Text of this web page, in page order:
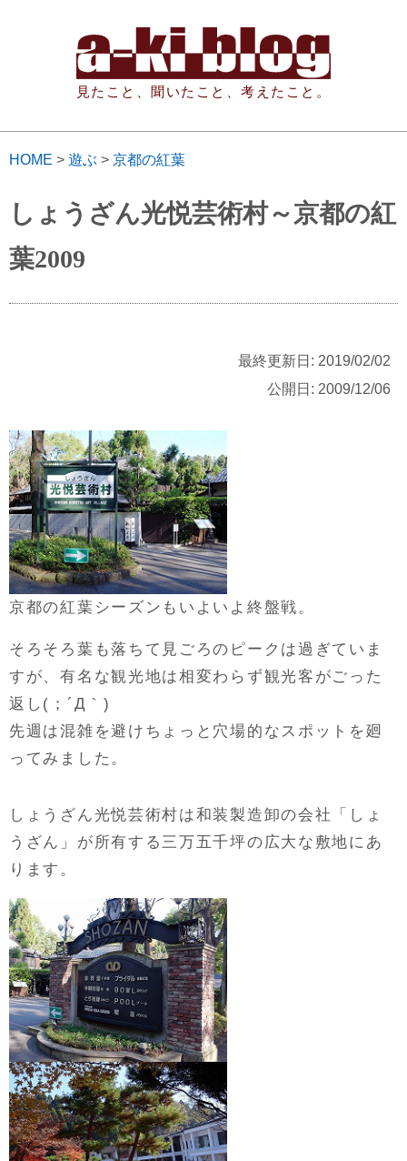
見たこと、聞いたこと、考えたこと。
HOME > 遊ぶ > 京都の紅葉
しょうざん光悦芸術村～京都の紅
葉2009
最終更新日: 2019/02/02
公開日: 2009/12/06
京都の紅葉シーズンもいよいよ終盤戦。
そろそろ葉も落ちて見ごろのピークは過ぎていま
すが、有名な観光地は相変わらず観光客がごった
返し(；´Д｀)
先週は混雑を避けちょっと穴場的なスポットを廻
ってみました。
しょうざん光悦芸術村は和装製造卸の会社「しょ
うざん」が所有する三万五千坪の広大な敷地にあ
ります。